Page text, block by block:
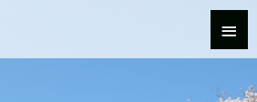
メ
イ
ン